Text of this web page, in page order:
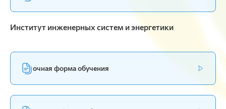
Институт инженерных систем и энергетики
очная форма обучения